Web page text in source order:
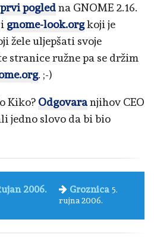
prvi pogledna GNOME 2.16.
gnome-look.orgkoji je
žele uljepšati svoje
stranice ružne pa se držim
. ;-)
Kiko? Odgovaranjihov CEO
jedno slovo da bi bio
2006. Groznica 5.
rujna 2006.